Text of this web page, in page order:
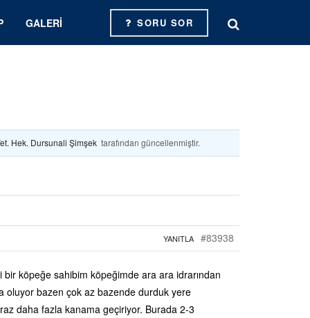
GALERI SORU SOR
Hek. Dursunali Şimşek tarafından güncellenmiştir.
#83938
YANITLA
köpeğe sahibim köpeğimde ara ara idrarından
oluyor bazen çok az bazende durduk yere
daha fazla kanama geçiriyor. Burada 2-3